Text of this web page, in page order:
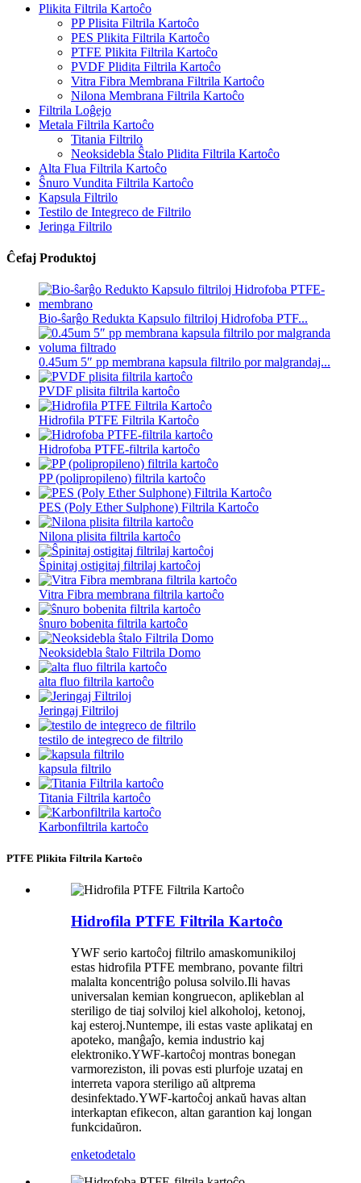
Plikita Filtrila Kartoĉo
PP Plisita Filtrila Kartoĉo
PES Plikita Filtrila Kartoĉo
PTFE Plikita Filtrila Kartoĉo
PVDF Plidita Filtrila Kartoĉo
Vitra Fibra Membrana Filtrila Kartoĉo
Nilona Membrana Filtrila Kartoĉo
Filtrila Loĝejo
Metala Filtrila Kartoĉo
Titania Filtrilo
Neoksidebla Ŝtalo Plidita Filtrila Kartoĉo
Alta Flua Filtrila Kartoĉo
Ŝnuro Vundita Filtrila Kartoĉo
Kapsula Filtrilo
Testilo de Integreco de Filtrilo
Jeringa Filtrilo
Ĉefaj Produktoj
Bio-ŝarĝo Redukta Kapsulo filtriloj Hidrofoba PTF...
0.45um 5″ pp membrana kapsula filtrilo por malgrandaj...
PVDF plisita filtrila kartoĉo
Hidrofila PTFE Filtrila Kartoĉo
Hidrofoba PTFE-filtrila kartoĉo
PP (polipropileno) filtrila kartoĉo
PES (Poly Ether Sulphone) Filtrila Kartoĉo
Nilona plisita filtrila kartoĉo
Ŝpinitaj ostigitaj filtrilaj kartoĉoj
Vitra Fibra membrana filtrila kartoĉo
ŝnuro bobenita filtrila kartoĉo
Neoksidebla ŝtalo Filtrila Domo
alta fluo filtrila kartoĉo
Jeringaj Filtriloj
testilo de integreco de filtrilo
kapsula filtrilo
Titania Filtrila kartoĉo
Karbonfiltrila kartoĉo
PTFE Plikita Filtrila Kartoĉo
Hidrofila PTFE Filtrila Kartoĉo
YWF serio kartoĉoj filtrilo amaskomunikiloj
estas hidrofila PTFE membrano, povante filtri
malalta koncentriĝo polusa solvilo.Ili havas
universalan kemian kongruecon, aplikeblan al
steriligo de tiaj solviloj kiel alkoholoj, ketonoj,
kaj esteroj.Nuntempe, ili estas vaste aplikataj en
apoteko, manĝaĵo, kemia industrio kaj
elektroniko.YWF-kartoĉoj montras bonegan
varmoreziston, ili povas esti plurfoje uzataj en
interreta vapora steriligo aŭ altprema
desinfektado.YWF-kartoĉoj ankaŭ havas altan
interkaptan efikecon, altan garantion kaj longan
funkcidaŭron.
enketodetalo